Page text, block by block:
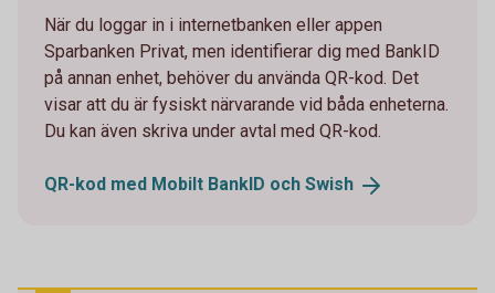
När du loggar in i internetbanken eller appen
Sparbanken Privat, men identifierar dig med BankID
på annan enhet, behöver du använda QR-kod. Det
visar att du är fysiskt närvarande vid båda enheterna.
Du kan även skriva under avtal med QR-kod.
QR-kod med Mobilt BankID och Swish